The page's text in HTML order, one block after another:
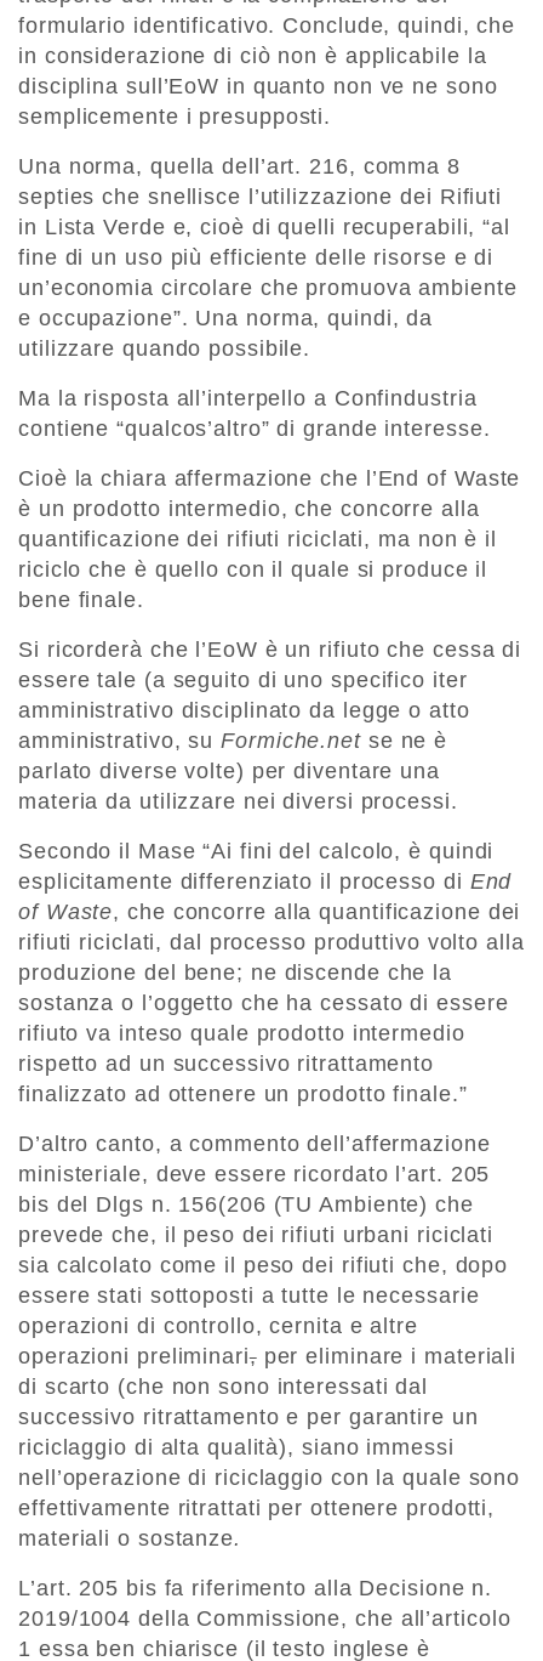
formulario identificativo. Conclude, quindi, che
in considerazione di ciò non è applicabile la
disciplina sull’EoW in quanto non ve ne sono
semplicemente i presupposti.
Una norma, quella dell’art. 216, comma 8
septies che snellisce l’utilizzazione dei Rifiuti
in Lista Verde e, cioè di quelli recuperabili, “al
fine di un uso più efficiente delle risorse e di
un’economia circolare che promuova ambiente
e occupazione”. Una norma, quindi, da
utilizzare quando possibile.
Ma la risposta all’interpello a Confindustria
contiene “qualcos’altro” di grande interesse.
Cioè la chiara affermazione che l’End of Waste
è un prodotto intermedio, che concorre alla
quantificazione dei rifiuti riciclati, ma non è il
riciclo che è quello con il quale si produce il
bene finale.
Si ricorderà che l’EoW è un rifiuto che cessa di
essere tale (a seguito di uno specifico iter
amministrativo disciplinato da legge o atto
amministrativo, suFormiche.netse ne è
parlato diverse volte) per diventare una
materia da utilizzare nei diversi processi.
Secondo il Mase “Ai fini del calcolo, è quindi
esplicitamente differenziato il processo di End
of Waste, che concorre alla quantificazione dei
rifiuti riciclati, dal processo produttivo volto alla
produzione del bene; ne discende che la
sostanza o l’oggetto che ha cessato di essere
rifiuto va inteso quale prodotto intermedio
rispetto ad un successivo ritrattamento
finalizzato ad ottenere un prodotto finale.”
D’altro canto, a commento dell’affermazione
ministeriale, deve essere ricordato l’art. 205
bis del Dlgs n. 156(206 (TU Ambiente) che
prevede che, il peso dei rifiuti urbani riciclati
sia calcolato come il peso dei rifiuti che, dopo
essere stati sottoposti a tutte le necessarie
operazioni di controllo, cernita e altre
operazioni preliminari,per eliminare i materiali
di scarto (che non sono interessati dal
successivo ritrattamento e per garantire un
riciclaggio di alta qualità), siano immessi
nell’operazione di riciclaggio con la quale sono
effettivamente ritrattati per ottenere prodotti,
materiali o sostanze.
L’art. 205 bis fa riferimento alla Decisione n.
2019/1004 della Commissione, che all’articolo
1 essa ben chiarisce (il testo inglese è